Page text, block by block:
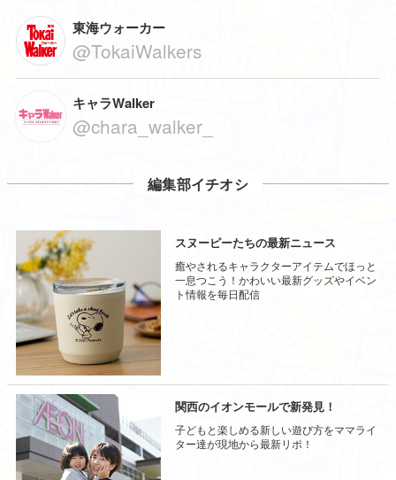
東海ウォーカー
@TokaiWalkers
キャラWalker
@chara_walker_
編集部イチオシ
スヌーピーたちの最新ニュース
癒やされるキャラクターアイテムでほっと
一息つこう！かわいい最新グッズやイベン
ト情報を毎日配信
関西のイオンモールで新発見！
子どもと楽しめる新しい遊び方をママライ
ター達が現地から最新リポ！